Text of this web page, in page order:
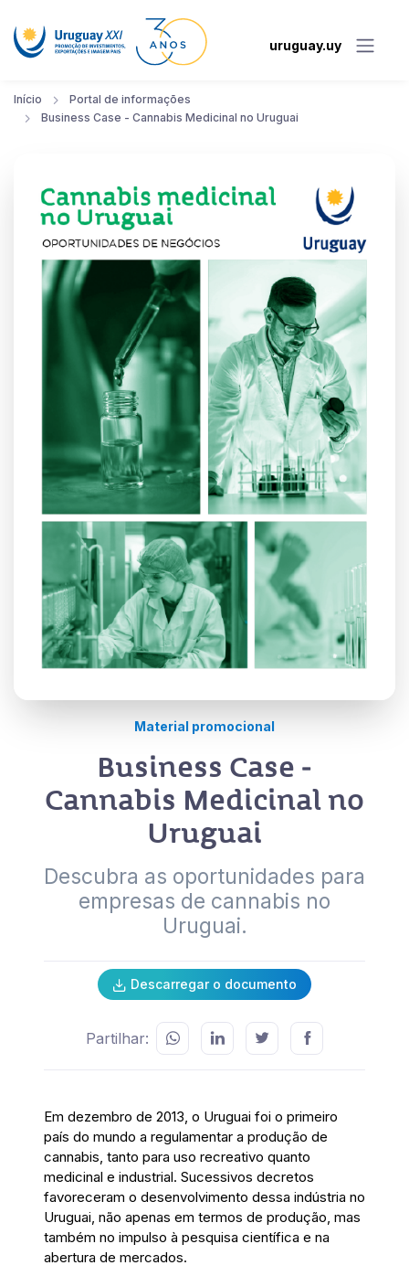
uruguay.uy
Início
Portal de informações
Business Case - Cannabis Medicinal no Uruguai
Material promocional
Business Case -
Cannabis Medicinal no
Uruguai
Descubra as oportunidades para
empresas de cannabis no
Uruguai.
Descarregar o documento
Partilhar:
Em dezembro de 2013, o Uruguai foi o primeiro
país do mundo a regulamentar a produção de
cannabis, tanto para uso recreativo quanto
medicinal e industrial. Sucessivos decretos
favoreceram o desenvolvimento dessa indústria no
Uruguai, não apenas em termos de produção, mas
também no impulso à pesquisa científica e na
abertura de mercados.